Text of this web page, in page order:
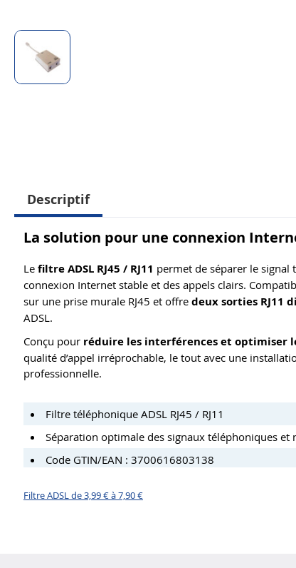
Descriptif
La solution pour une connexion
Le filtre ADSL RJ45 / RJ11 permet de séparer le signal
connexion Internet stable et des appels clairs.
sur une prise murale RJ45 et offre deux sorties RJ11
ADSL.
Conçu pour réduire les interférences et optimiser
qualité d’appel irréprochable, le tout avec une
professionnelle.
Filtre téléphonique ADSL RJ45 / RJ11
Séparation optimale des signaux téléphoniques et
Code GTIN/EAN : 3700616803138
Filtre ADSL de 3,99 € à 7,90 €